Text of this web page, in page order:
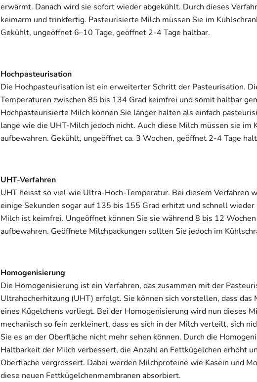
erwärmt. Danach wird sie sofort wieder abgekühlt. Durch dieses
keimarm und trinkfertig. Pasteurisierte Milch müssen Sie im
Gekühlt, ungeöffnet 6–10 Tage, geöffnet 2-4 Tage haltbar.
Hochpasteurisation
Die Hochpasteurisation ist ein erweiterter Schritt der Pasteurisation.
Temperaturen zwischen 85 bis 134 Grad keimfrei und somit haltbar
Hochpasteurisierte Milch können Sie länger halten als einfach
lange wie die UHT-Milch jedoch nicht. Auch diese Milch müssen sie im
aufbewahren. Gekühlt, ungeöffnet ca. 3 Wochen, geöffnet 2-4 Tage
UHT-Verfahren
UHT heisst so viel wie Ultra-Hoch-Temperatur. Bei diesem Verfahren
einige Sekunden sogar auf 135 bis 155 Grad erhitzt und schnell
Milch ist keimfrei. Ungeöffnet können Sie sie während 8 bis 12
aufbewahren. Geöffnete Milchpackungen sollten Sie jedoch im
Homogenisierung
Die Homogenisierung ist ein Verfahren, das zusammen mit der
Ultrahocherhitzung (UHT) erfolgt. Sie können sich vorstellen, dass das
eines Kügelchens vorliegt. Bei der Homogenisierung wird nun dieses
mechanisch so fein zerkleinert, dass es sich in der Milch verteilt, sich
Sie es an der Oberfläche nicht mehr sehen können. Durch die
Haltbarkeit der Milch verbessert, die Anzahl an Fettkügelchen erhöht
Oberfläche vergrössert. Dabei werden Milchproteine wie Kasein und
diese neuen Fettkügelchenmembranen absorbiert.